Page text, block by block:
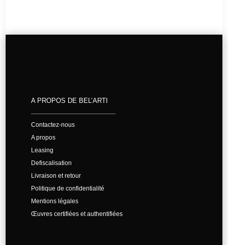
A PROPOS DE BEL’ARTI
Contactez-nous
A propos
Leasing
Defiscalisation
Livraison et retour
Politique de confidentialité
Mentions légales
Œuvres certifiées et authentifiées